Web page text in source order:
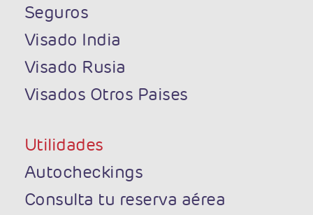
Seguros
Visado India
Visado Rusia
Visados Otros Paises
Utilidades
Autocheckings
Consulta tu reserva aérea